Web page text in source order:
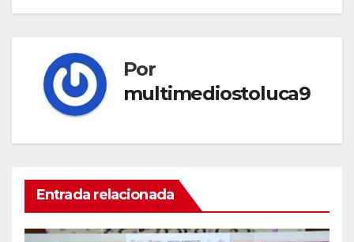
Por
multimediostoluca9
Entrada relacionada